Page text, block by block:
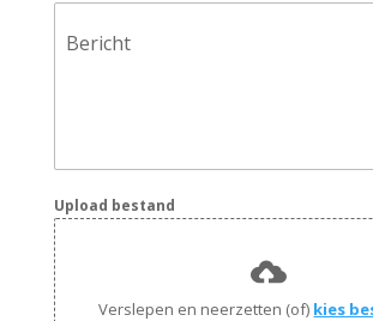
Bericht
Upload bestand
Verslepen en neerzetten (of) kies